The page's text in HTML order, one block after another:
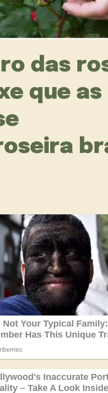
das
que as